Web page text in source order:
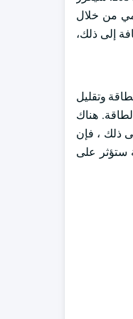
من خلال
إلى ذلك،
وتقليل
هناك
ذلك ، فإن
ستؤثر على